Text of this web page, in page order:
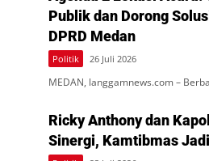
Publik dan Dorong
DPRD Medan
Politik 26 Juli 2026
MEDAN, langgamnews.com –
Ricky Anthony dan
Sinergi, Kamtibmas